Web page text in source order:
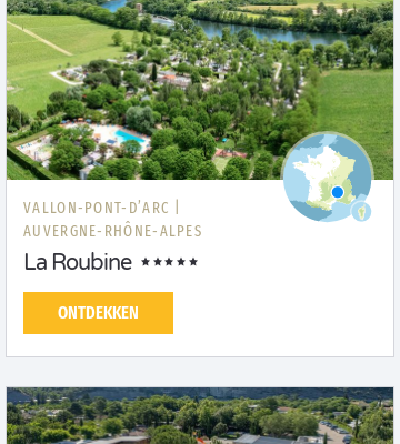
VALLON-PONT-D’ARC |
AUVERGNE-RHÔNE-ALPES
La Roubine
ONTDEKKEN